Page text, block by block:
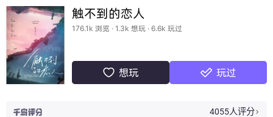
触不到的恋人
176.1k 浏览 · 1.3k 想玩 · 6.6k 玩过
 想玩  玩过
4055人评分 